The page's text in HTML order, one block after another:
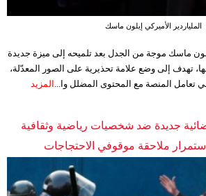
الملياردير الأميركي إيلون ماسك
إيلون ماسك موجة من الجدل بعد تلميحه إلى ميزة جديدة
تهدف إلى وضع علامة تحذيرية على الصور المعدّلة،
تعامل المنصة مع المحتوى المضلل وا... المزيد
جديدة ضد شخصيات رياضية وثقافية
ملاحقة موقوفي الاحتجاجات